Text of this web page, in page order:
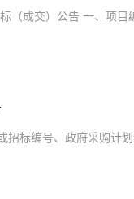
（成交）公告 一、项目
标编号、政府采购计划